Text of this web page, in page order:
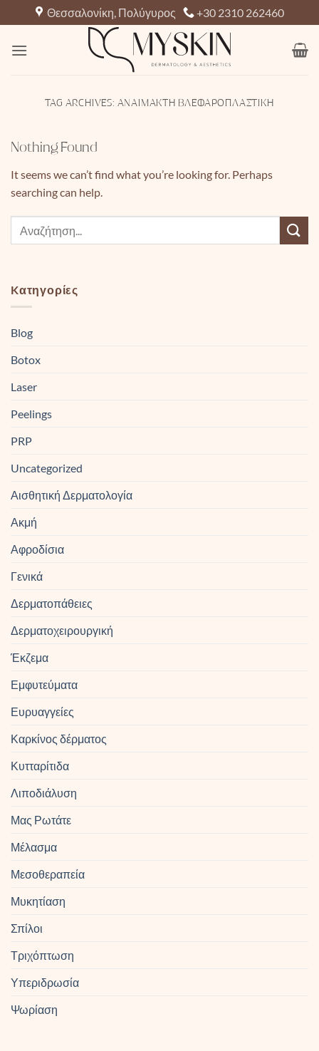
Μετάβαση
στο
περιεχόμενο
Θεσσαλονίκη, Πολύγυρος +30 2310 262460
TAG ARCHIVES: ΑΝΑΊΜΑΚΤΗ ΒΛΕΦΑΡΟΠΛΑΣΤΙΚΉ
Nothing Found
It seems we can’t find what you’re looking for. Perhaps
searching can help.
Kατηγορίες
Blog
Botox
Laser
Peelings
PRP
Uncategorized
Αισθητική Δερματολογία
Ακμή
Αφροδίσια
Γενικά
Δερματοπάθειες
Δερματοχειρουργική
Έκζεμα
Εμφυτεύματα
Ευρυαγγείες
Καρκίνος δέρματος
Κυτταρίτιδα
Λιποδιάλυση
Μας Ρωτάτε
Μέλασμα
Μεσοθεραπεία
Μυκητίαση
Σπίλοι
Τριχόπτωση
Υπεριδρωσία
Ψωρίαση